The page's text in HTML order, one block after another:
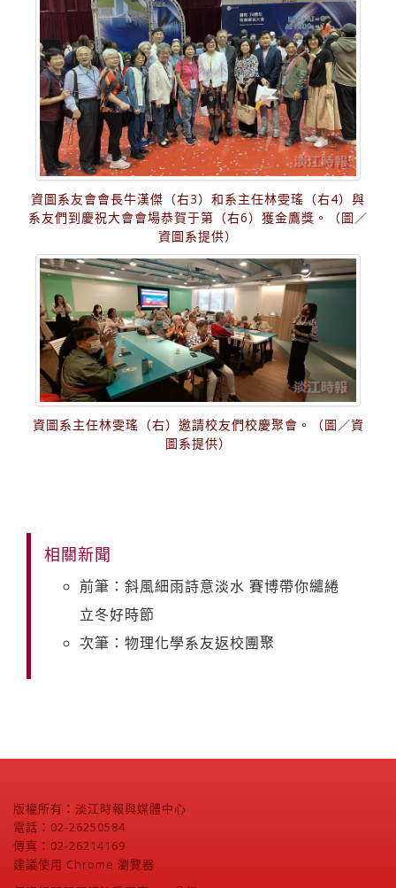
資圖系友會會長牛漢傑（右3）和系主任林雯瑤（右4）與
系友們到慶祝大會會場恭賀于第（右6）獲金鷹獎。（圖／
資圖系提供）
資圖系主任林雯瑤（右）邀請校友們校慶聚會。（圖／資
圖系提供）
相關新聞
前筆：斜風細雨詩意淡水 賽博帶你繾綣
立冬好時節
次筆：物理化學系友返校團聚
版權所有：淡江時報與媒體中心
電話：02-26250584
傳真：02-26214169
建議使用 Chrome 瀏覽器